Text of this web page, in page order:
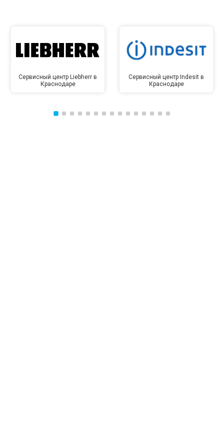
Сервисный центр Liebherr в
Краснодаре
Сервисный центр Indesit в
Краснодаре